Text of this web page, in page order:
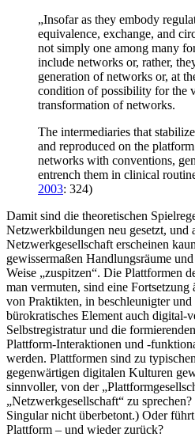
„Insofar as they embody
equivalence, exchange, and
not simply one among many
include networks or, rather,
generation of networks or, at
condition of possibility for the
transformation of networks.
The intermediaries that
and reproduced on the
networks with conventions,
entrench them in clinical
2003: 324)
Damit sind die theoretischen
Netzwerkbildungen neu gesetzt, und
Netzwerkgesellschaft erscheinen
gewissermaßen Handlungsräume
Weise „zuspitzen“. Die Plattformen
man vermuten, sind eine
von Praktikten, in beschleunigter
bürokratisches Element auch digital-
Selbstregistratur und die
Plattform-Interaktionen und -
werden. Plattformen sind zu
gegenwärtigen digitalen Kulturen
sinnvoller, von der
„Netzwerkgesellschaft“ zu
Singular nicht überbetont.) Oder
Plattform – und wieder zurück?